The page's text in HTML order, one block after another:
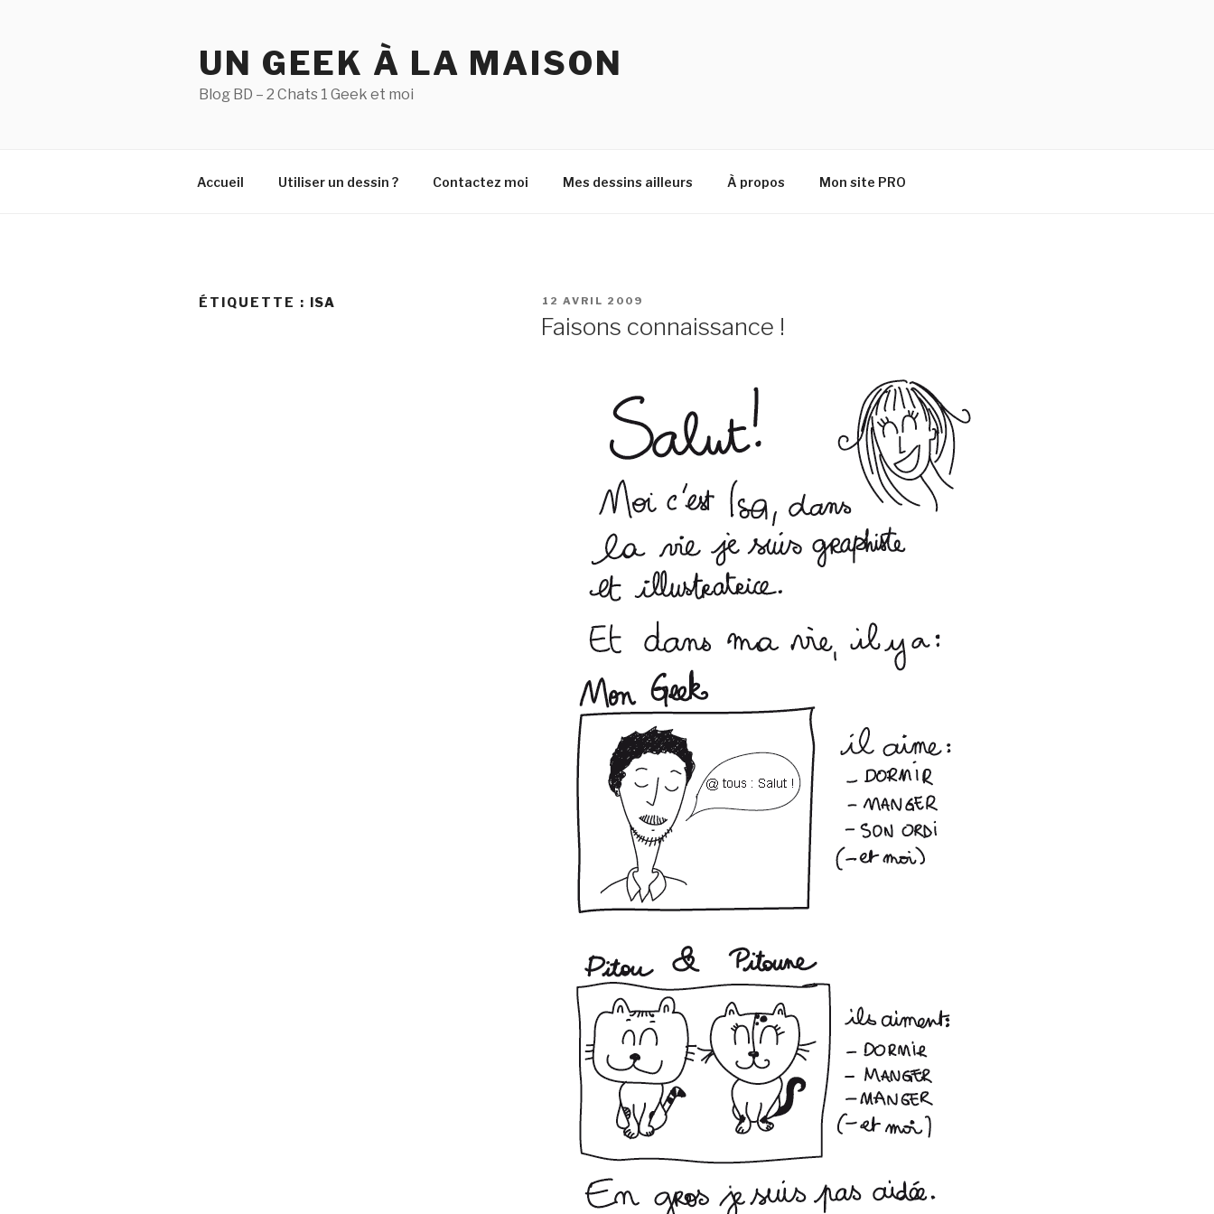
UN GEEK À LA MAISON
Blog BD – 2 Chats 1 Geek et moi
Accueil Utiliser un dessin ? Contactez moi Mes dessins ailleurs À propos Mon site PRO
ÉTIQUETTE : ISA
PUBLIÉ
12 AVRIL 2009
Faisons connaissance !